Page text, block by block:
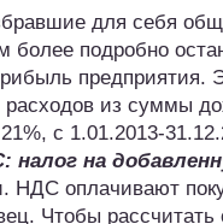
для себя
более подробно
из суммы
с 1.01.2013-
налог на
НДС оплачивают
Чтобы